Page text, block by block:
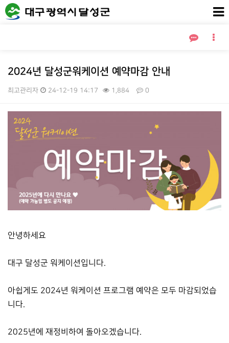
2024년 달성군워케이션 예약마감 안내
최고관리자 24-12-19 14:17 1,884 0
안녕하세요
대구 달성군 워케이션입니다.
아쉽게도 2024년 워케이션 프로그램 예약은 모두 마감되었습
니다.
2025년에 재정비하여 돌아오겠습니다.